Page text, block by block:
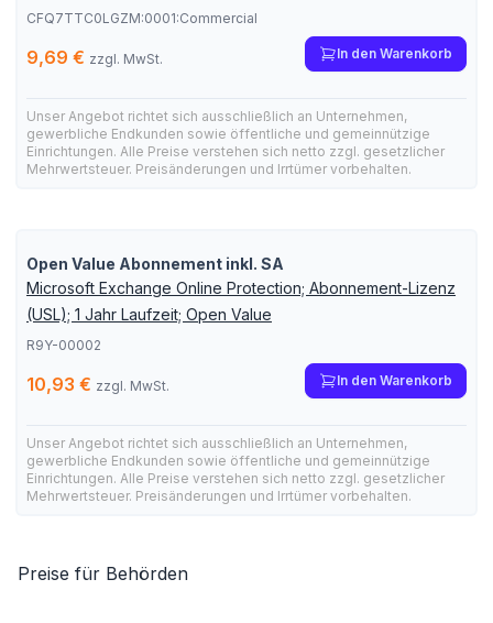
CFQ7TTC0LGZM:0001:Commercial
9,69 € zzgl. MwSt. In den Warenkorb
Unser Angebot richtet sich ausschließlich an Unternehmen,
gewerbliche Endkunden sowie öffentliche und gemeinnützige
Einrichtungen. Alle Preise verstehen sich netto zzgl. gesetzlicher
Mehrwertsteuer. Preisänderungen und Irrtümer vorbehalten.
Open Value Abonnement inkl. SA
Microsoft Exchange Online Protection; Abonnement-Lizenz
(USL); 1 Jahr Laufzeit; Open Value
R9Y-00002
10,93 € zzgl. MwSt. In den Warenkorb
Unser Angebot richtet sich ausschließlich an Unternehmen,
gewerbliche Endkunden sowie öffentliche und gemeinnützige
Einrichtungen. Alle Preise verstehen sich netto zzgl. gesetzlicher
Mehrwertsteuer. Preisänderungen und Irrtümer vorbehalten.
Preise für Behörden